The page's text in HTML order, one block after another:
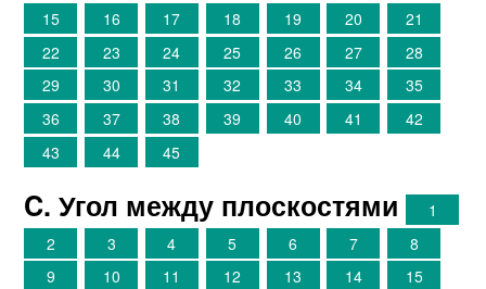
15
16 17 18 19 20
21
22
23 24 25 26 27
28
29
30 31 32 33 34
35
36
37 38 39 40 41
42
43
44 45
C. Угол между плоскостями
1
2
3 4 5 6 7
8
9
10 11 12 13 14
15